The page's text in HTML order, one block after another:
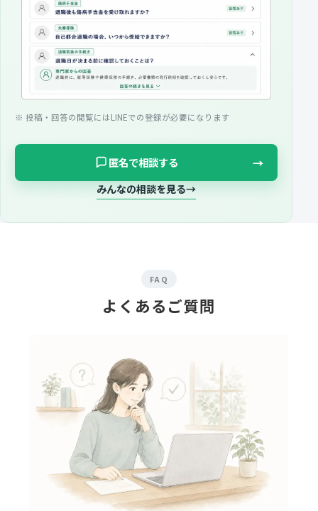
※ 投稿・回答の閲覧にはLINEでの登録が必要になります
匿名で相談する →
みんなの相談を見る→
FAQ
よくあるご質問